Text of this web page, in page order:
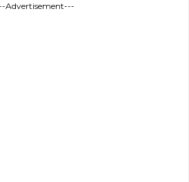
Advertisement---